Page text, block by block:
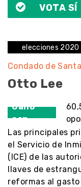
VOTA SÍ
elecciones 2020
Condado de
Otto Lee
Ganó
con
Las principales
el Servicio de
(ICE) de las
llaves de
reformas al